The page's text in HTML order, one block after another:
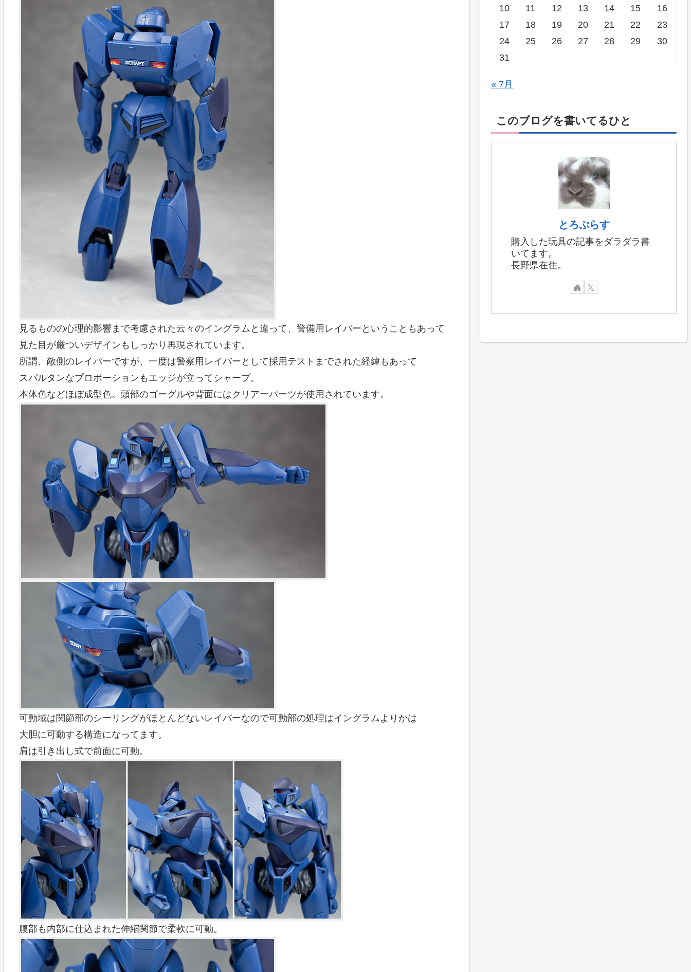
見るものの心理的影響まで考慮された云々のイングラムと違って、警備用レイバーということもあって
見た目が厳ついデザインもしっかり再現されています。
所謂、敵側のレイバーですが、一度は警察用レイバーとして採用テストまでされた経緯もあって
スパルタンなプロポーションもエッジが立ってシャープ。
本体色などほぼ成型色。頭部のゴーグルや背面にはクリアーパーツが使用されています。
可動域は関節部のシーリングがほとんどないレイバーなので可動部の処理はイングラムよりかは
大胆に可動する構造になってます。
肩は引き出し式で前面に可動。
腹部も内部に仕込まれた伸縮関節で柔軟に可動。
10
11 12 13 14 15
16
17
18 19 20 21 22
23
24
25 26 27 28 29
30
31
« 7月
このブログを書いてるひと
とろぷらす
購入した玩具の記事をダラダラ書
いてます。
長野県在住。